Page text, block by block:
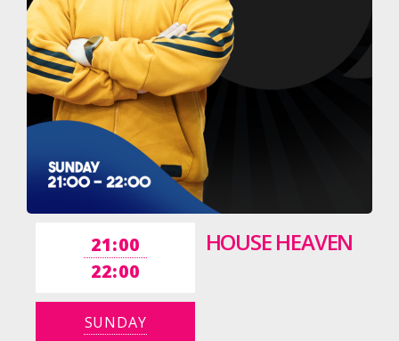
21:00
22:00
SUNDAY
HOUSE HEAVEN